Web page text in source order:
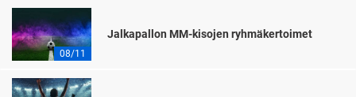
08/11
Jalkapallon MM-kisojen ryhmäkertoimet